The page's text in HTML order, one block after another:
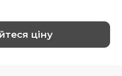
ціну